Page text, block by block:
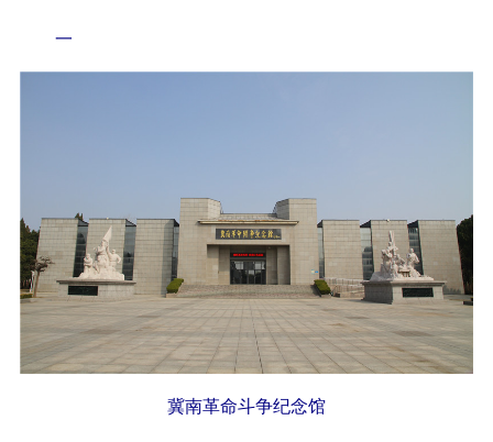
一
冀南革命斗争纪念馆